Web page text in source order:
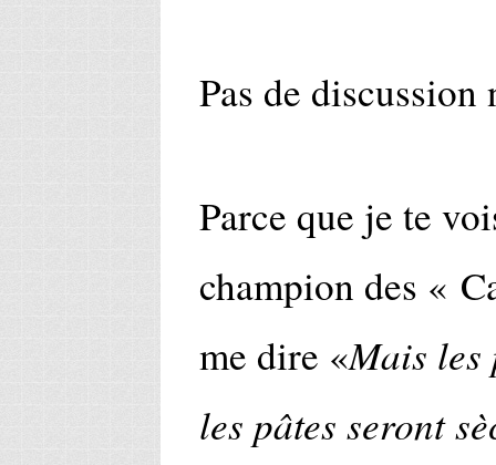
Pas de discussion
Parce que je te
champion des «
me dire «Mais
les pâtes seront